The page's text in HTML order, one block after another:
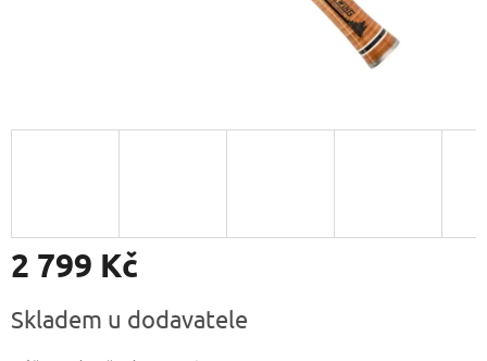
2 799 Kč
cena:
Skladem u dodavatele